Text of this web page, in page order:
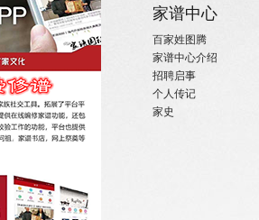
家族新闻
姓氏新闻
国内政策
宗亲活动
姓氏大事记
寻亲咨询
家谱中心
百家姓图腾
家谱中心介绍
招聘启事
个人传记
家史